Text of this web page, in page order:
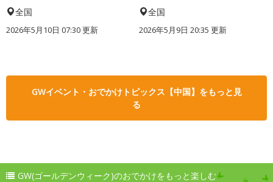
全国
2026年5月10日 07:30 更新
全国
2026年5月9日 20:35 更新
GWイベント・おでかけトピックス【中国】をもっと見
る
GW(ゴールデンウィーク)のおでかけをもっと楽しむ